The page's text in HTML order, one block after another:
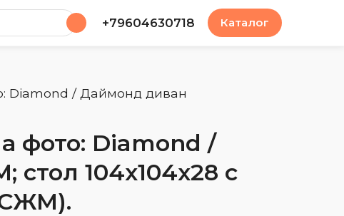
+79604630718 Каталог
Diamond / Даймонд диван
фото: Diamond /
104х104х28 с